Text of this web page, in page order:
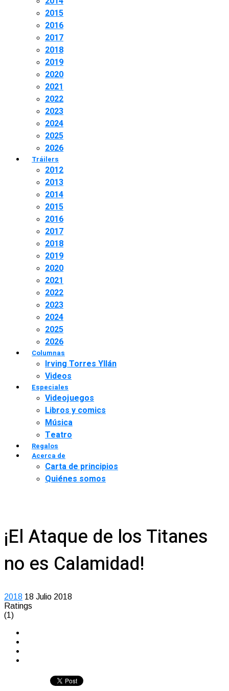
2015
2016
2017
2018
2019
2020
2021
2022
2023
2024
2025
2026
Tráilers
2012
2013
2014
2015
2016
2017
2018
2019
2020
2021
2022
2023
2024
2025
2026
Columnas
Irving Torres Yllán
Videos
Especiales
Videojuegos
Libros y comics
Música
Teatro
Regalos
Acerca de
Carta de principios
Quiénes somos
¡El Ataque de los Titanes
no es Calamidad!
2018 18 Julio 2018
Ratings
(1)